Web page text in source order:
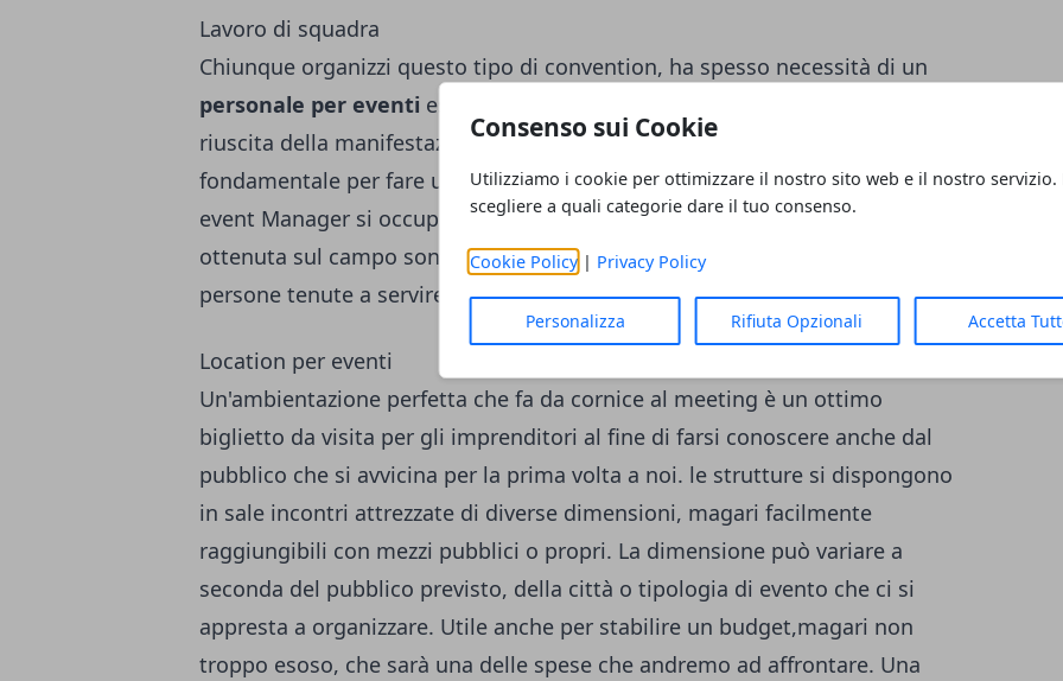
Consenso sui Cookie
Utilizziamo i cookie per ottimizzare il nostro sito web e il nostro servizio.
scegliere a quali categorie dare il tuo consenso.
Cookie Policy| Privacy Policy
Personalizza Rifiuta Opzionali Accetta
Lavoro di squadra
Chiunque organizzi questo tipo di convention, ha spesso necessità di un
personale per eventi esperto e professionale che si occupi della buona
riuscita della manifestazione. Un team preparato, veloce e alla mano è
fondamentale per fare una buona impressione al pubblico presente. Gli
event Manager si occupano soprattutto di questo, tramite esperienza
ottenuta sul campo sono in grado di coordinare al meglio il gruppo di
persone tenute a servire gli ospiti.
Location per eventi
Un'ambientazione perfetta che fa da cornice al meeting è un ottimo
biglietto da visita per gli imprenditori al fine di farsi conoscere anche dal
pubblico che si avvicina per la prima volta a noi. le strutture si dispongono
in sale incontri attrezzate di diverse dimensioni, magari facilmente
raggiungibili con mezzi pubblici o propri. La dimensione può variare a
seconda del pubblico previsto, della città o tipologia di evento che ci si
appresta a organizzare. Utile anche per stabilire un budget,magari non
troppo esoso, che sarà una delle spese che andremo ad affrontare. Una